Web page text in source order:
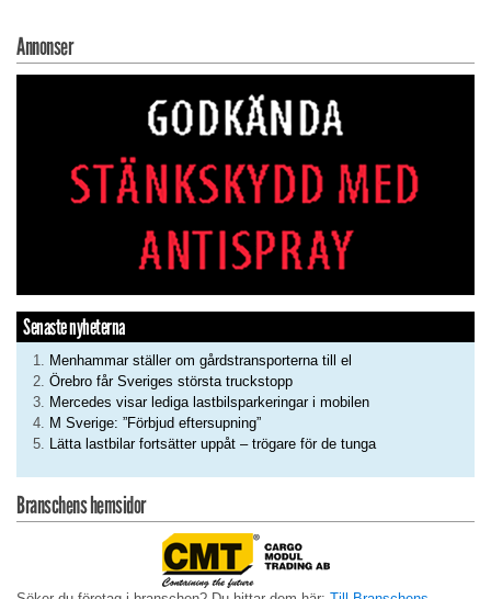
Annonser
Senaste nyheterna
Menhammar ställer om gårdstransporterna till el
Örebro får Sveriges största truckstopp
Mercedes visar lediga lastbilsparkeringar i mobilen
M Sverige: ”Förbjud eftersupning”
Lätta lastbilar fortsätter uppåt – trögare för de tunga
Branschens hemsidor